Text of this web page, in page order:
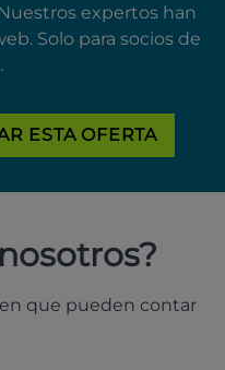
expertos han
Solo para socios de
ESTA OFERTA
que pueden contar